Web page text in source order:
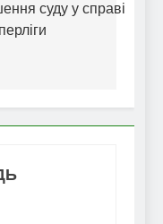
суду у справі